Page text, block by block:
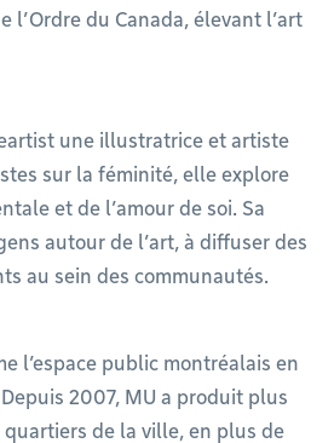
l’Ordre du Canada, élevant l’art
une illustratrice et artiste
sur la féminité, elle explore
et de l’amour de soi. Sa
autour de l’art, à diffuser des
au sein des communautés.
l’espace public montréalais en
2007, MU a produit plus
de la ville, en plus de